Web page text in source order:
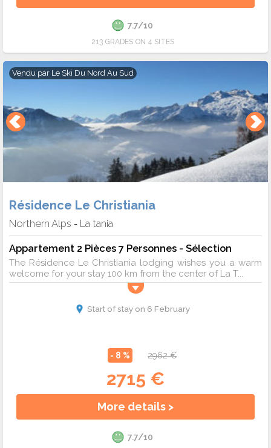
7.7/10
213 GRADES ON 4 SITES
Vendu par Le Ski Du Nord Au Sud
Résidence Le Christiania
Northern Alps - La tania
Appartement 2 Pièces 7 Personnes - Sélection
The Résidence Le Christiania lodging wishes you a warm
welcome for your stay 100 km from the center of La T...
Start of stay on 6 February
- 8 % 2962 €
2715 €
More details >
7.7/10